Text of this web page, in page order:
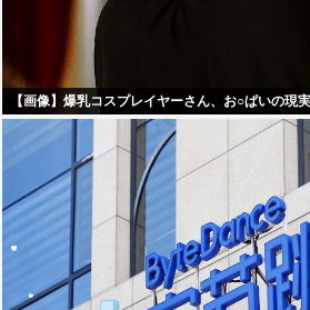
【画像】爆乳コスプレイヤーさん、お○ぱいの現